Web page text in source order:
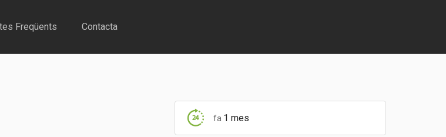
Freqüents Contacta
fa 1 mes